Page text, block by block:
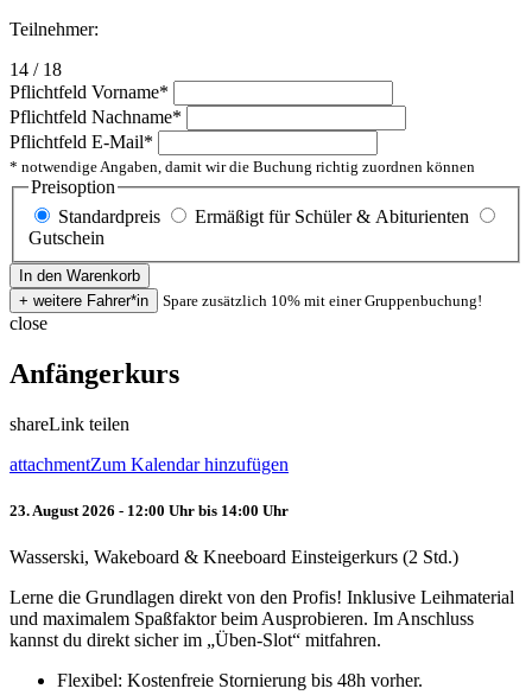
Teilnehmer:
14 / 18
Pflichtfeld Vorname*
Pflichtfeld Nachname*
Pflichtfeld E-Mail*
* notwendige Angaben, damit wir die Buchung richtig zuordnen können
Preisoption
Standardpreis
Ermäßigt für Schüler & Abiturienten
Gutschein
Spare zusätzlich 10% mit einer Gruppenbuchung!
close
Anfängerkurs
shareLink teilen
attachmentZum Kalendar hinzufügen
23. August 2026 - 12:00 Uhr bis 14:00 Uhr
Wasserski, Wakeboard & Kneeboard Einsteigerkurs (2 Std.)
Lerne die Grundlagen direkt von den Profis! Inklusive Leihmaterial
und maximalem Spaßfaktor beim Ausprobieren. Im Anschluss
kannst du direkt sicher im „Üben-Slot“ mitfahren.
Flexibel: Kostenfreie Stornierung bis 48h vorher.